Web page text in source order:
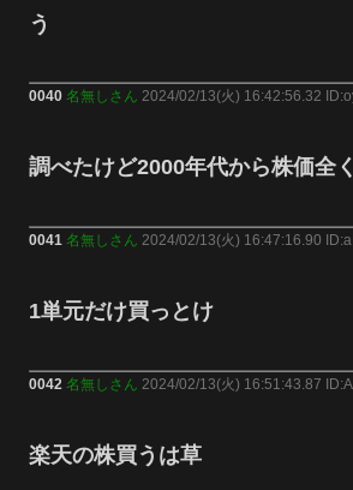
う
0040 名無しさん 2024/02/13(火) 16:42:56.32
調べたけど2000年代から株価全
0041 名無しさん 2024/02/13(火) 16:47:16.90
1単元だけ買っとけ
0042 名無しさん 2024/02/13(火) 16:51:43.87
楽天の株買うは草